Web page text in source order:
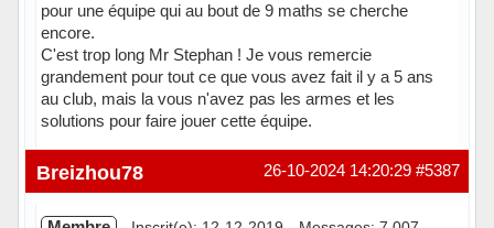
pour une équipe qui au bout de 9 maths se cherche
encore.
C'est trop long Mr Stephan ! Je vous remercie
grandement pour tout ce que vous avez fait il y a 5 ans
au club, mais la vous n'avez pas les armes et les
solutions pour faire jouer cette équipe.
Hors ligne #5387
26-10-2024 14:20:29
Breizhou78